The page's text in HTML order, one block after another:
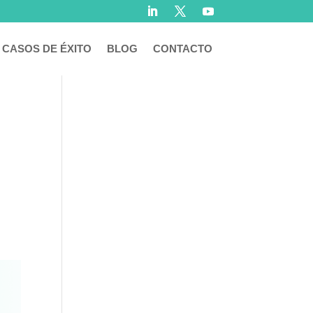
CASOS DE ÉXITO BLOG CONTACTO